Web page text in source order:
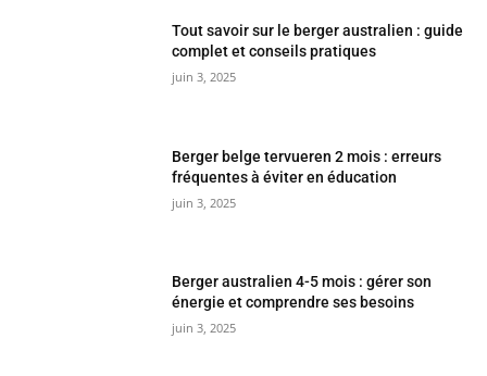
Tout savoir sur le berger australien : guide
complet et conseils pratiques
juin 3, 2025
Berger belge tervueren 2 mois : erreurs
fréquentes à éviter en éducation
juin 3, 2025
Berger australien 4-5 mois : gérer son
énergie et comprendre ses besoins
juin 3, 2025